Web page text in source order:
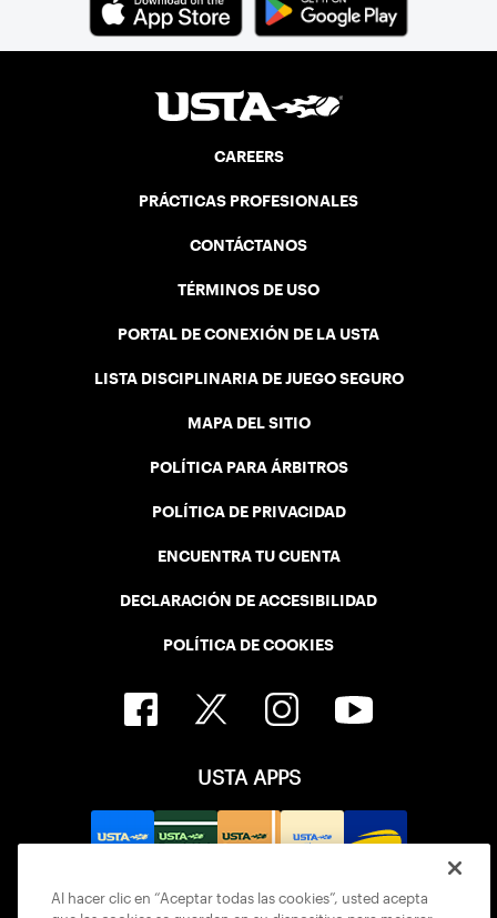
CAREERS
PRÁCTICAS PROFESIONALES
CONTÁCTANOS
TÉRMINOS DE USO
PORTAL DE CONEXIÓN DE LA USTA
LISTA DISCIPLINARIA DE JUEGO SEGURO
MAPA DEL SITIO
POLÍTICA PARA ÁRBITROS
POLÍTICA DE PRIVACIDAD
ENCUENTRA TU CUENTA
DECLARACIÓN DE ACCESIBILIDAD
POLÍTICA DE COOKIES
USTA APPS
Al hacer clic en “Aceptar todas las cookies”, usted acepta